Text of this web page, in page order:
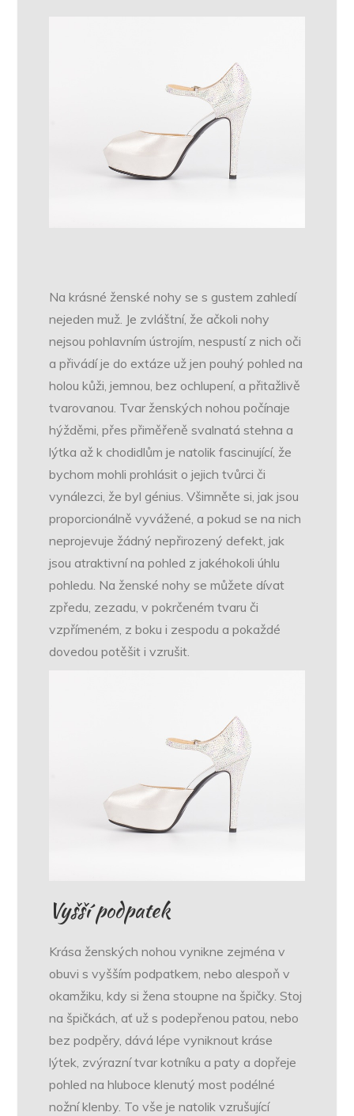
Na krásné ženské nohy se s gustem zahledí
nejeden muž. Je zvláštní, že ačkoli nohy
nejsou pohlavním ústrojím, nespustí z nich oči
a přivádí je do extáze už jen pouhý pohled na
holou kůži, jemnou, bez ochlupení, a přitažlivě
tvarovanou. Tvar ženských nohou počínaje
hýžděmi, přes přiměřeně svalnatá stehna a
lýtka až k chodidlům je natolik fascinující, že
bychom mohli prohlásit o jejich tvůrci či
vynálezci, že byl génius. Všimněte si, jak jsou
proporcionálně vyvážené, a pokud se na nich
neprojevuje žádný nepřirozený defekt, jak
jsou atraktivní na pohled z jakéhokoli úhlu
pohledu. Na ženské nohy se můžete dívat
zpředu, zezadu, v pokrčeném tvaru či
vzpřímeném, z boku i zespodu a pokaždé
dovedou potěšit i vzrušit.
Vyšší podpatek
Krása ženských nohou vynikne zejména v
obuvi s vyšším podpatkem, nebo alespoň v
okamžiku, kdy si žena stoupne na špičky. Stoj
na špičkách, ať už s podepřenou patou, nebo
bez podpěry, dává lépe vyniknout kráse
lýtek, zvýrazní tvar kotníku a paty a dopřeje
pohled na hluboce klenutý most podélné
nožní klenby. To vše je natolik vzrušující